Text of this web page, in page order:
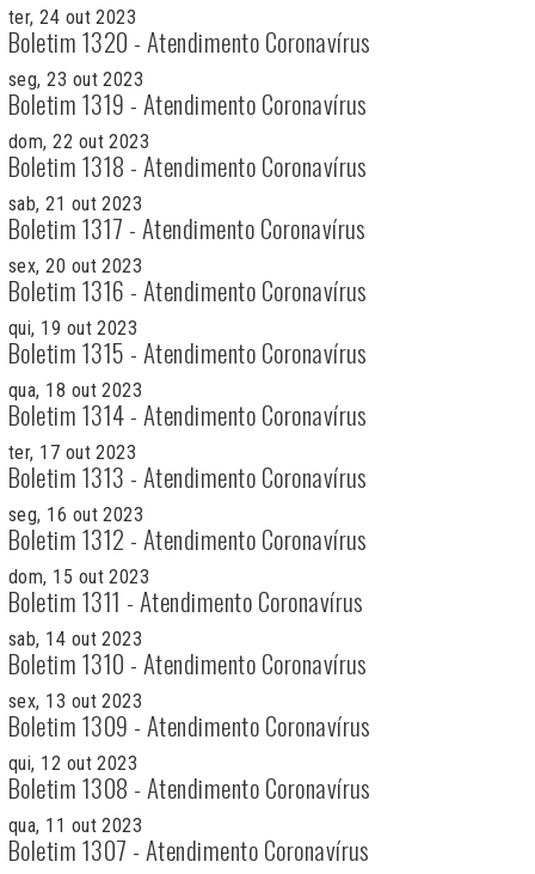
ter, 24 out 2023
Boletim 1320 - Atendimento Coronavírus
seg, 23 out 2023
Boletim 1319 - Atendimento Coronavírus
dom, 22 out 2023
Boletim 1318 - Atendimento Coronavírus
sab, 21 out 2023
Boletim 1317 - Atendimento Coronavírus
sex, 20 out 2023
Boletim 1316 - Atendimento Coronavírus
qui, 19 out 2023
Boletim 1315 - Atendimento Coronavírus
qua, 18 out 2023
Boletim 1314 - Atendimento Coronavírus
ter, 17 out 2023
Boletim 1313 - Atendimento Coronavírus
seg, 16 out 2023
Boletim 1312 - Atendimento Coronavírus
dom, 15 out 2023
Boletim 1311 - Atendimento Coronavírus
sab, 14 out 2023
Boletim 1310 - Atendimento Coronavírus
sex, 13 out 2023
Boletim 1309 - Atendimento Coronavírus
qui, 12 out 2023
Boletim 1308 - Atendimento Coronavírus
qua, 11 out 2023
Boletim 1307 - Atendimento Coronavírus